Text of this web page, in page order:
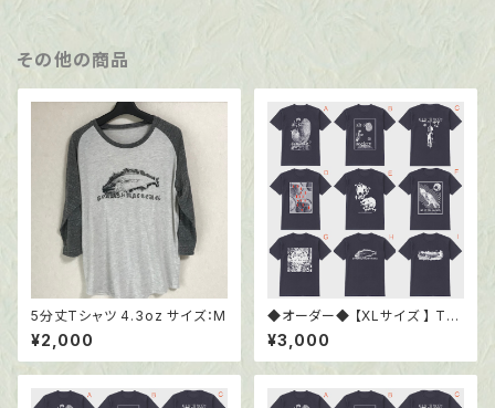
その他の商品
5分丈Tシャツ 4.3oz サイズ：M
¥2,000
◆オーダー◆ 【XLサイズ 】 Tシ
ャツ6.0oz ブラック
¥3,000